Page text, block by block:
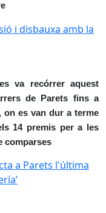
i disbauxa amb la
i disbauxa amb la
va recórrer aquest
de Parets fins a
es van dur a terme
14 premis per a les
comparses
a Parets l'última
a Parets l'última